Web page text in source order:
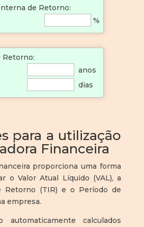
de Retorno:
%
Retorno:
anos
dias
para a utilização
Financeira
proporciona uma forma
o Valor Atual Líquido (VAL), a
Retorno (TIR) e o Período de
empresa.
automaticamente calculados